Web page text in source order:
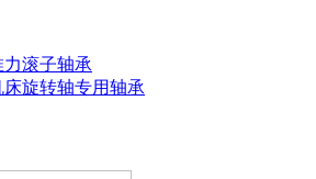
滚子轴承
床旋转轴专用轴承